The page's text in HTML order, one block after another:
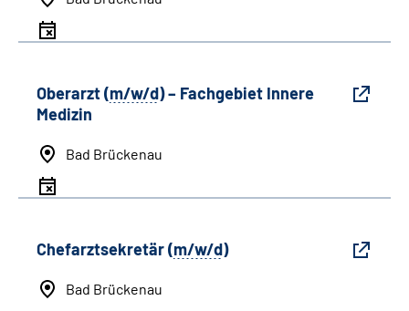
Oberarzt (m/w/d) – Fachgebiet Innere
Medizin
Bad Brückenau
Chefarztsekretär (m/w/d)
Bad Brückenau